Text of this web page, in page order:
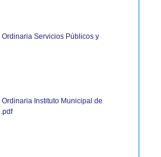
Servicios Públicos y
Instituto Municipal de